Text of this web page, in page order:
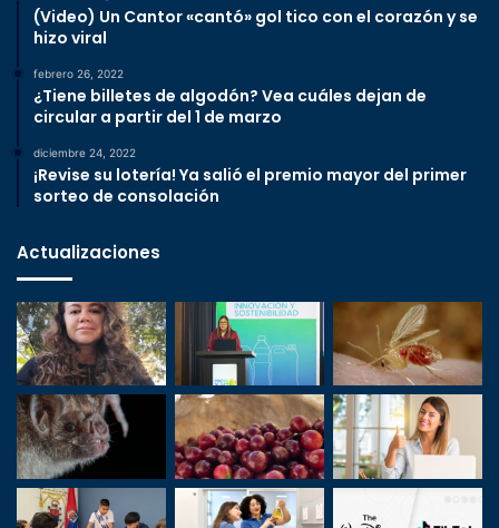
(Video) Un Cantor «cantó» gol tico con el corazón y se
hizo viral
febrero 26, 2022
¿Tiene billetes de algodón? Vea cuáles dejan de
circular a partir del 1 de marzo
diciembre 24, 2022
¡Revise su lotería! Ya salió el premio mayor del primer
sorteo de consolación
Actualizaciones